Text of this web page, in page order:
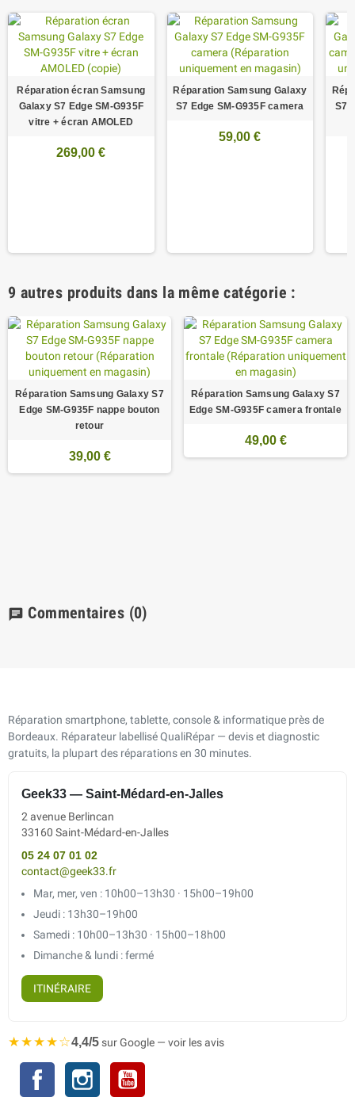
Réparation écran Samsung
Galaxy S7 Edge SM-G935F
vitre + écran AMOLED
269,00 €
Réparation Samsung Galaxy
S7 Edge SM-G935F camera
59,00 €
S7
9 autres produits dans la même catégorie :
Réparation Samsung Galaxy S7
Edge SM-G935F nappe bouton
retour
39,00 €
Réparation Samsung Galaxy S7
Edge SM-G935F camera frontale
49,00 €
chat Commentaires (0)
Réparation smartphone, tablette, console & informatique près de
Bordeaux. Réparateur labellisé QualiRépar — devis et diagnostic
gratuits, la plupart des réparations en 30 minutes.
Geek33 — Saint-Médard-en-Jalles
2 avenue Berlincan
33160 Saint-Médard-en-Jalles
05 24 07 01 02
contact@geek33.fr
Mar, mer, ven : 10h00–13h30 · 15h00–19h00
Jeudi : 13h30–19h00
Samedi : 10h00–13h30 · 15h00–18h00
Dimanche & lundi : fermé
ITINÉRAIRE
★★★★☆4,4/5sur Google — voir les avis
Facebook Instagram